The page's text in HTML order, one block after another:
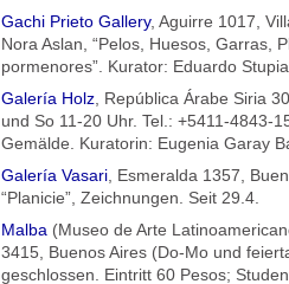
Gachi Prieto Gallery, Aguirre 1017,
Nora Aslan, “Pelos, Huesos, Garras,
pormenores”. Kurator: Eduardo
Galería Holz, República Árabe Siria
und So 11-20 Uhr. Tel.: +5411-4843-
Gemälde. Kuratorin: Eugenia Garay
Galería Vasari, Esmeralda 1357,
“Planicie”, Zeichnungen. Seit 29.4.
Malba (Museo de Arte
3415, Buenos Aires (Do-Mo und
geschlossen. Eintritt 60 Pesos;